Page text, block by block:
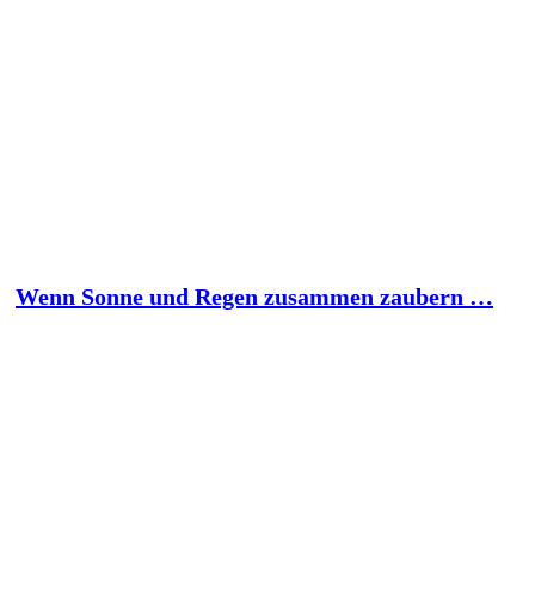
Wenn Sonne und Regen zusammen zaubern …